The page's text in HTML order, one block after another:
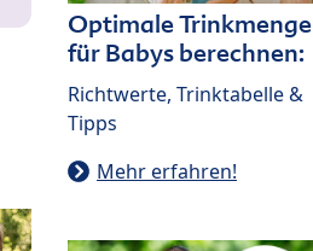
Optimale Trinkmenge
für Babys berechnen:
Richtwerte, Trinktabelle &
Tipps
Mehr erfahren!